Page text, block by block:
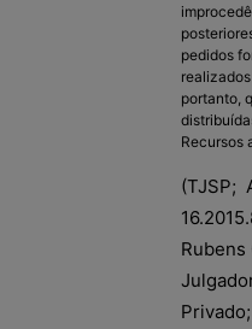
pedidos
portanto,
Recursos
(TJSP;
Rubens